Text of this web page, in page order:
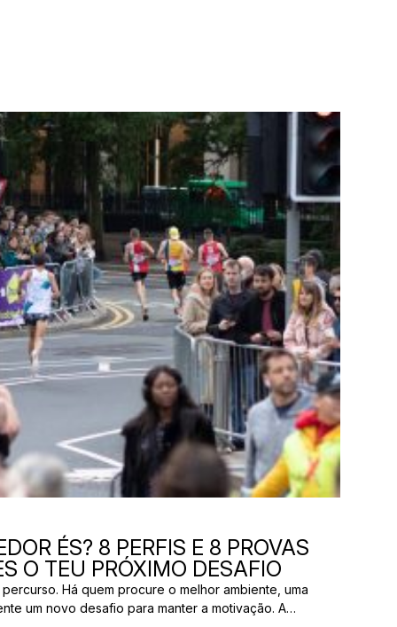
ÉS? 8 PERFIS E 8 PROVAS
O TEU PRÓXIMO DESAFIO
Há quem procure o melhor ambiente, uma
um novo desafio para manter a motivação. A